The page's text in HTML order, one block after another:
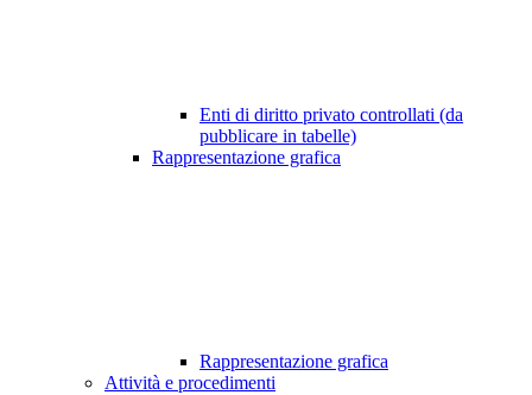
Enti di diritto privato controllati (da
pubblicare in tabelle)
Rappresentazione grafica
Rappresentazione grafica
Attività e procedimenti